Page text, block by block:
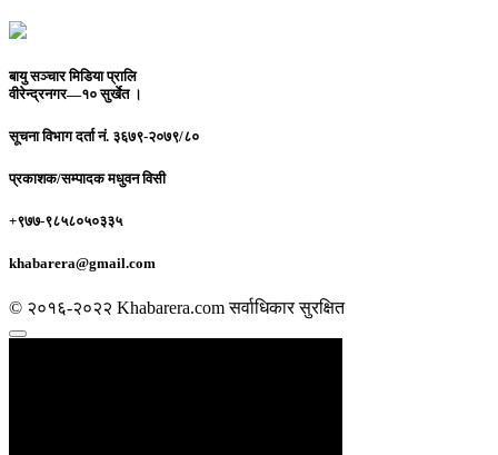
बायु सञ्चार मिडिया प्रालि
वीरेन्द्रनगर—१० सुर्खेत ।
सूचना विभाग दर्ता नं. ३६७९-२०७९/८०
प्रकाशक/सम्पादकमधुवन विसी
+९७७-९८५८०५०३३५
khabarera@gmail.com
© २०१६-२०२२ Khabarera.com सर्वाधिकार सुरक्षित